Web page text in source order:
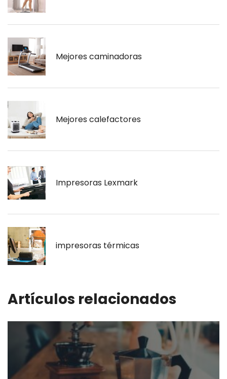
Mejores caminadoras
Mejores calefactores
Impresoras Lexmark
impresoras térmicas
Artículos relacionados